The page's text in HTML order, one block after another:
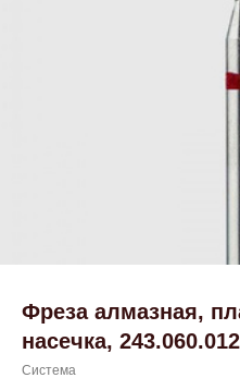
Фреза алмазная,
насечка,
Система